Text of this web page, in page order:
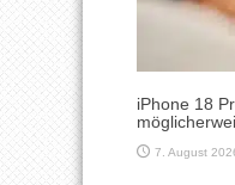
iPhone 18
7. August